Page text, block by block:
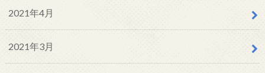
2021年4月
2021年3月